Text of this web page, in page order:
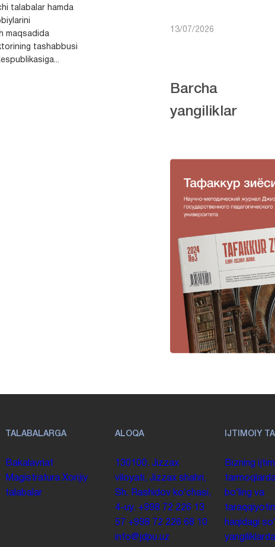
talabalar hamda
maqsadida
tashabbusi
13/07/2026
Barcha
yangiliklar
TALABALARGA
Bakalavriat
Magistratura Xorijiy
talabalar
ALOQA
130100. Jizzax
viloyati, Jizzax shahri,
Sh. Rashidov koʻchasi,
4-uy. +998 72 226 13
57 +998 72 226 68 10
info@jdpu.uz
IJTIMOIY
Bizning
boʻling va
haqidagi